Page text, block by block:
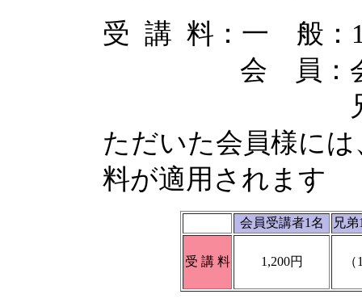
受 講 料：一 般：
会 員：会員
兄 弟 割 引
ただいた会員様に
料が適用されます
会員受講者1名 兄
受 講 料 1,200円